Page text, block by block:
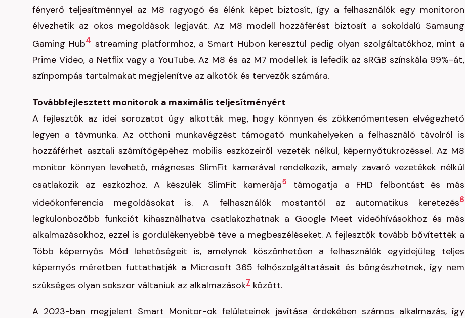
fényerő teljesítménnyel az M8 ragyogó és élénk képet biztosít, így a felhasználók egy monitoron
élvezhetik az okos megoldások legjavát. Az M8 modell hozzáférést biztosít a sokoldalú Samsung
Gaming Hub4streaming platformhoz, a Smart Hubon keresztül pedig olyan szolgáltatókhoz, mint a
Prime Video, a Netflix vagy a YouTube. Az M8 és az M7 modellek is lefedik az sRGB színskála 99%-át,
színpompás tartalmakat megjelenítve az alkotók és tervezők számára.
Továbbfejlesztett monitorok a maximális teljesítményért
A fejlesztők az idei sorozatot úgy alkották meg, hogy könnyen és zökkenőmentesen elvégezhető
legyen a távmunka. Az otthoni munkavégzést támogató munkahelyeken a felhasználó távolról is
hozzáférhet asztali számítógépéhez mobilis eszközeiről vezeték nélkül, képernyőtükrözéssel. Az M8
monitor könnyen levehető, mágneses SlimFit kamerával rendelkezik, amely zavaró vezetékek nélkül
csatlakozik az eszközhöz. A készülék SlimFit kamerája5támogatja a FHD felbontást és más
videókonferencia megoldásokat is. A felhasználók mostantól az automatikus keretezés6
legkülönbözőbb funkciót kihasználhatva csatlakozhatnak a Google Meet videóhívásokhoz és más
alkalmazásokhoz, ezzel is gördülékenyebbé téve a megbeszéléseket. A fejlesztők tovább bővítették a
Több képernyős Mód lehetőségeit is, amelynek köszönhetően a felhasználók egyidejűleg teljes
képernyős méretben futtathatják a Microsoft 365 felhőszolgáltatásait és böngészhetnek, így nem
szükséges olyan sokszor váltaniuk az alkalmazások7 között.
A 2023-ban megjelent Smart Monitor-ok felületeinek javítása érdekében számos alkalmazás, így